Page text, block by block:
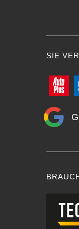
SIE